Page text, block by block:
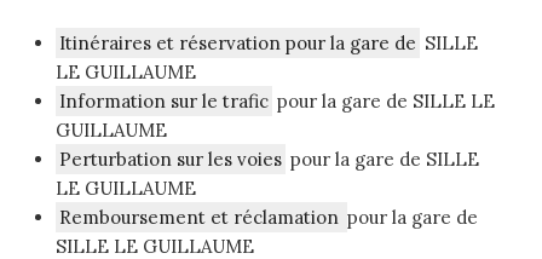
Itinéraires et réservation pour la gare de SILLE
LE GUILLAUME
Information sur le trafic pour la gare de SILLE LE
GUILLAUME
Perturbation sur les voies pour la gare de SILLE
LE GUILLAUME
Remboursement et réclamation pour la gare de
SILLE LE GUILLAUME